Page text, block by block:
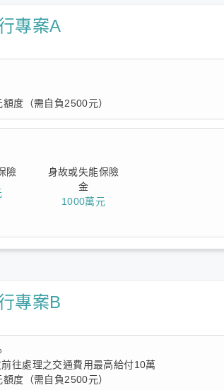
專案A
度（需自負2500元）
險
身故或失能保險
金
1000萬元
專案B
往處理之交通費用最高給付10萬
度（需自負2500元）